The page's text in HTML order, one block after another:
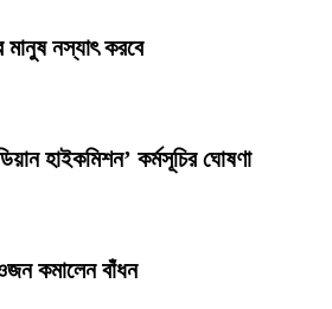
মানুষ নস্যাৎ করবে
হাইকমিশন’ কর্মসূচির ঘোষণা
কমালেন বাঁধন